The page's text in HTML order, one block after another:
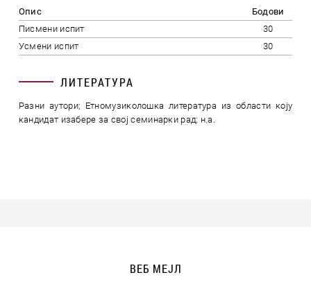
Опис
Бодови
Писмени испит
30
Усмени испит
30
ЛИТЕРАТУРА
Разни аутори; Етномузиколошка литература из области коју
кандидат изабере за свој семинарки рад; н.а.
ВЕБ МЕЈЛ